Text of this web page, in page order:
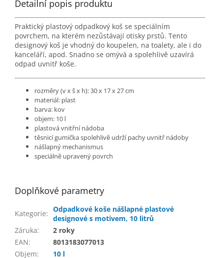
Detailní popis produktu
Praktický plastový odpadkový koš se speciálním
povrchem, na kterém nezůstávají otisky prstů. Tento
designový koš je vhodný do koupelen, na toalety, ale i do
kanceláří, apod. Snadno se omývá a spolehlivě uzavírá
odpad uvnitř koše.
rozměry (v x š x h): 30 x 17 x 27 cm
materiál: plast
barva: kov
objem: 10 l
plastová vnitřní nádoba
těsnicí gumička spolehlivě udrží pachy uvnitř nádoby
nášlapný mechanismus
speciálně upravený povrch
Doplňkové parametry
Kategorie: Odpadkové koše nášlapné plastové
designové s motivem, 10 litrů
Záruka:
2 roky
EAN:
8013183077013
Objem: 10 l